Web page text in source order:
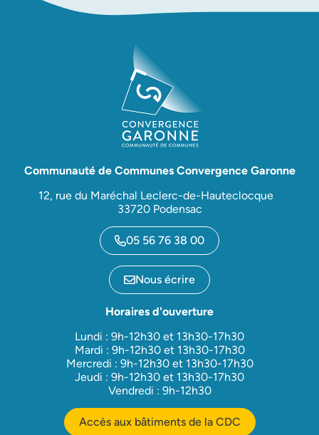
Communauté de Communes Convergence Garonne
12, rue du Maréchal Leclerc-de-Hauteclocque
33720 Podensac
05 56 76 38 00
Nous écrire
Horaires d'ouverture
Lundi : 9h-12h30 et 13h30-17h30
Mardi : 9h-12h30 et 13h30-17h30
Mercredi : 9h-12h30 et 13h30-17h30
Jeudi : 9h-12h30 et 13h30-17h30
Vendredi : 9h-12h30
Accès aux bâtiments de la CDC